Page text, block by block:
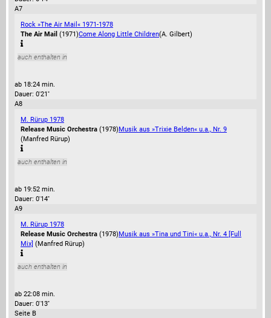
A7
Rock »The Air Mail« 1971-1978
The Air Mail (1971)Come Along Little Children(A. Gilbert)
auch enthalten in
ab 18:24 min.
Dauer: 0'21''
A8
M. Rürup 1978
Release Music Orchestra (1978)Musik aus »Trixie Belden« u.a., Nr. 9
(Manfred Rürup)
auch enthalten in
ab 19:52 min.
Dauer: 0'14''
A9
M. Rürup 1978
Release Music Orchestra (1978)Musik aus »Tina und Tini« u.a., Nr. 4 [Full
Mix] (Manfred Rürup)
auch enthalten in
ab 22:08 min.
Dauer: 0'13''
Seite B